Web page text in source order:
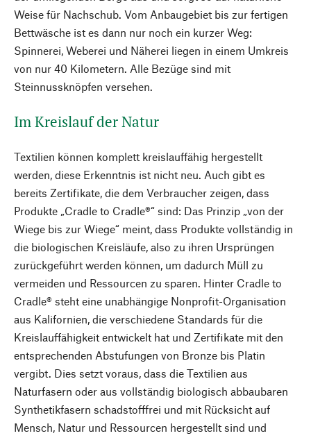
Weise für Nachschub. Vom Anbaugebiet bis zur fertigen
Bettwäsche ist es dann nur noch ein kurzer Weg:
Spinnerei, Weberei und Näherei liegen in einem Umkreis
von nur 40 Kilometern. Alle Bezüge sind mit
Steinnussknöpfen versehen.
Im Kreislauf der Natur
Textilien können komplett kreislauffähig hergestellt
werden, diese Erkenntnis ist nicht neu. Auch gibt es
bereits Zertifikate, die dem Verbraucher zeigen, dass
Produkte „Cradle to Cradle®“ sind: Das Prinzip „von der
Wiege bis zur Wiege“ meint, dass Produkte vollständig in
die biologischen Kreisläufe, also zu ihren Ursprüngen
zurückgeführt werden können, um dadurch Müll zu
vermeiden und Ressourcen zu sparen. Hinter Cradle to
Cradle® steht eine unabhängige Nonprofit-Organisation
aus Kalifornien, die verschiedene Standards für die
Kreislauffähigkeit entwickelt hat und Zertifikate mit den
entsprechenden Abstufungen von Bronze bis Platin
vergibt. Dies setzt voraus, dass die Textilien aus
Naturfasern oder aus vollständig biologisch abbaubaren
Synthetikfasern schadstofffrei und mit Rücksicht auf
Mensch, Natur und Ressourcen hergestellt sind und